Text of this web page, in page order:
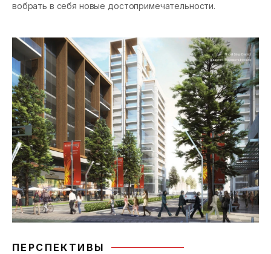
Галерея
Видео
вобрать в себя новые достопримечательности.
ПЕРСПЕКТИВЫ